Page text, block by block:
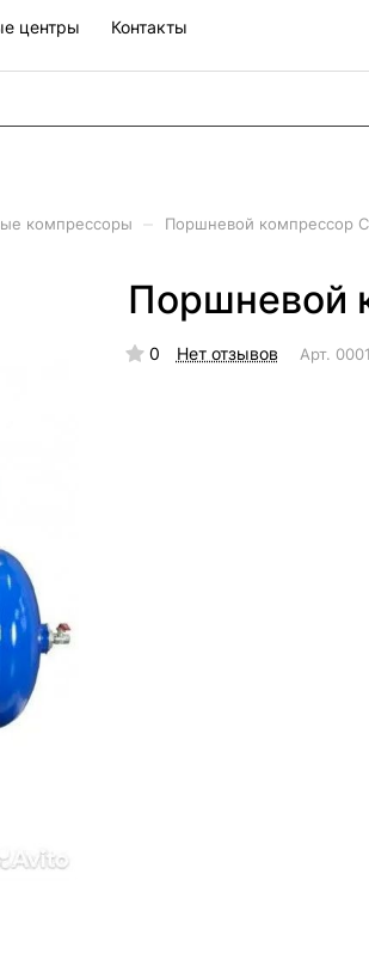
центры Контакты
компрессоры Поршневой компрессор
Поршневой
0 Нет отзывов Арт.